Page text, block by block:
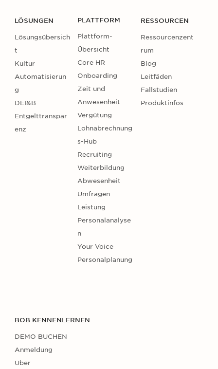
LÖSUNGEN
Lösungsübersich
t
Kultur
Automatisierun
g
DEI&B
Entgelttranspar
enz
PLATTFORM
Plattform-
Übersicht
Core HR
Onboarding
Zeit und
Anwesenheit
Vergütung
Lohnabrechnung
s-Hub
Recruiting
Weiterbildung
Abwesenheit
Umfragen
Leistung
Personalanalyse
n
Your Voice
Personalplanung
RESSOURCEN
Ressourcenzent
rum
Blog
Leitfäden
Fallstudien
Produktinfos
BOB KENNENLERNEN
DEMO BUCHEN
Anmeldung
Über